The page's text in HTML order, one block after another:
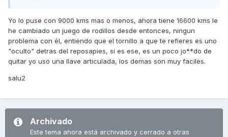
Yo lo puse con 9000 kms mas o menos, ahora tiene 16600 kms le
he cambiado un juego de rodillos desde entonces, ningun
problema con él, entiendo que el tornillo a que te refieres es uno
"oculto" detras del reposapies, si es ese, es un poco jo**do de
quitar yo uso una llave articulada, los demas son muy faciles.
salu2
Archivado
Este tema ahora está archivado y cerrado a otras